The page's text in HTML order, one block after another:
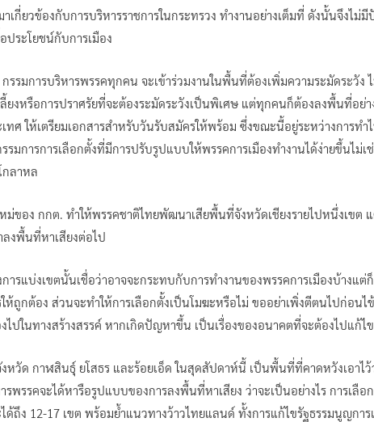
าเกี่ยวข้องกับการบริหารราชการในกระทรวง ทำงานอย่างเต็มที่ ดังนั้นจึงไม่
ประโยชน์กับการเมือง
รรมการบริหารพรรคทุกคน จะเข้าร่วมงานในพื้นที่ต้องเพิ่มความระมัดระวัง
ยงหรือการปราศรัยที่จะต้องระมัดระวังเป็นพิเศษ แต่ทุกคนก็ต้องลงพื้นที่อย่า
ศ ให้เตรียมเอกสารสำหรับวันรับสมัครให้พร้อม ซึ่งขณะนี้อยู่ระหว่างการทำ
การการเลือกตั้งที่มีการปรับรูปแบบให้พรรคการเมืองทำงานได้ง่ายขึ้นไม่เ
กลาหล
ม่ของ กกต. ทำให้พรรคชาติไทยพัฒนาเสียพื้นที่จังหวัดเชียงรายไปหนึ่งเขต แ
ลงพื้นที่หาเสียงต่อไป
ารแบ่งเขตนั้นเชื่อว่าอาจจะกระทบกับการทำงานของพรรคการเมืองบ้างแต่
ถูกต้อง ส่วนจะทำให้การเลือกตั้งเป็นโมฆะหรือไม่ ขออย่าเพิ่งตีตนไปก่อนไ
ไปในทางสร้างสรรค์ หากเกิดปัญหาขึ้น เป็นเรื่องของอนาคตที่จะต้องไปแก้ไข
วัด กาฬสินธุ์ ยโสธร และร้อยเอ็ด ในสุดสัปดาห์นี้ เป็นพื้นที่ที่คาดหวังเอาไว้
พรรคจะได้หารือรูปแบบของการลงพื้นที่หาเสียง ว่าจะเป็นอย่างไร การเลือ
ด้ถึง 12-17 เขต พร้อมย้ำแนวทางว้าวไทยแลนด์ ทั้งการแก้ไขรัฐธรรมนูญกา